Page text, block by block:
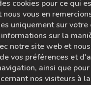
Yoga
cookies pour ce qui
nous vous en
uniquement sur
sur la
notre site web et
vos préférences et
ainsi que
nos visiteurs à